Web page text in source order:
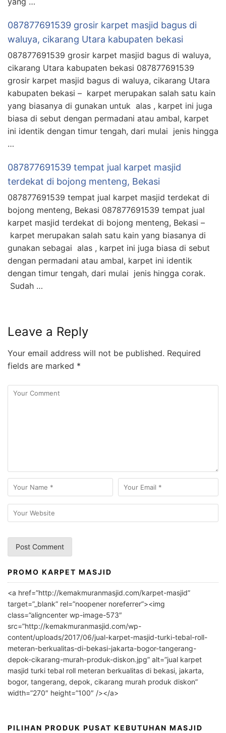
087877691539 grosir karpet masjid bagus di
waluya, cikarang Utara kabupaten bekasi
087877691539 grosir karpet masjid bagus di waluya,
cikarang Utara kabupaten bekasi 087877691539
grosir karpet masjid bagus di waluya, cikarang Utara
kabupaten bekasi – karpet merupakan salah satu kain
yang biasanya di gunakan untuk alas , karpet ini juga
biasa di sebut dengan permadani atau ambal, karpet
ini identik dengan timur tengah, dari mulai jenis hingga
…
087877691539 tempat jual karpet masjid
terdekat di bojong menteng, Bekasi
087877691539 tempat jual karpet masjid terdekat di
bojong menteng, Bekasi 087877691539 tempat jual
karpet masjid terdekat di bojong menteng, Bekasi –
karpet merupakan salah satu kain yang biasanya di
gunakan sebagai alas , karpet ini juga biasa di sebut
dengan permadani atau ambal, karpet ini identik
dengan timur tengah, dari mulai jenis hingga corak.
Sudah …
Leave a Reply
Your email address will not be published. Required
fields are marked *
A
l
r
n
a
t
i
v
PROMO KARPET MASJID
<a href=”http://kemakmuranmasjid.com/karpet-masjid”
target=”_blank” rel=”noopener noreferrer”><img
class=”aligncenter wp-image-573″
src=”http://kemakmuranmasjid.com/wp-
content/uploads/2017/06/jual-karpet-masjid-turki-tebal-roll-
meteran-berkualitas-di-bekasi-jakarta-bogor-tangerang-
depok-cikarang-murah-produk-diskon.jpg” alt=”jual karpet
masjid turki tebal roll meteran berkualitas di bekasi, jakarta,
bogor, tangerang, depok, cikarang murah produk diskon”
width=”270″ height=”100″ /></a>
PILIHAN PRODUK PUSAT KEBUTUHAN MASJID